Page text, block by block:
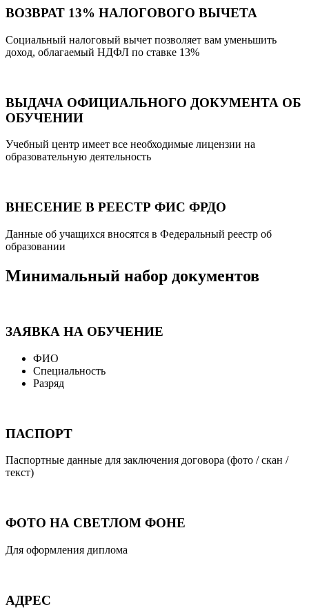
ВОЗВРАТ 13% НАЛОГОВОГО ВЫЧЕТА
Социальный налоговый вычет позволяет вам уменьшить
доход, облагаемый НДФЛ по ставке 13%
ВЫДАЧА ОФИЦИАЛЬНОГО ДОКУМЕНТА ОБ
ОБУЧЕНИИ
Учебный центр имеет все необходимые лицензии на
образовательную деятельность
ВНЕСЕНИЕ В РЕЕСТР ФИС ФРДО
Данные об учащихся вносятся в Федеральный реестр об
образовании
Минимальный набор документов
ЗАЯВКА НА ОБУЧЕНИЕ
ФИО
Специальность
Разряд
ПАСПОРТ
Паспортные данные для заключения договора (фото / скан /
текст)
ФОТО НА СВЕТЛОМ ФОНЕ
Для оформления диплома
АДРЕС